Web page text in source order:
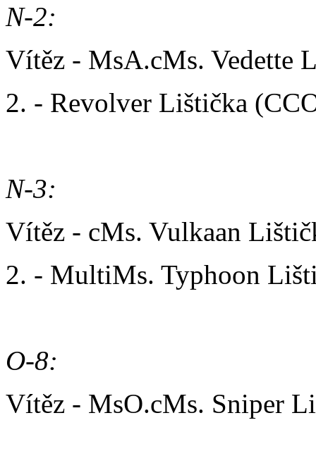
N-2:
Vítěz - MsA.cMs. Vedette
2. - Revolver Lištička
N-3:
Vítěz - cMs. Vulkaan
2. - MultiMs. Typhoon
O-8:
Vítěz - MsO.cMs. Sniper